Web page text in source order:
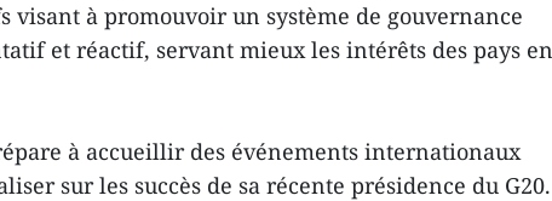
visant à promouvoir un système de gouvernance
et réactif, servant mieux les intérêts des pays en
à accueillir des événements internationaux
sur les succès de sa récente présidence du G20.